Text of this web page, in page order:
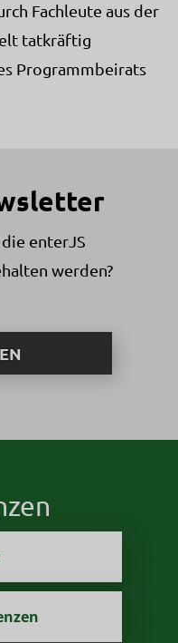
Fachleute aus der
tatkräftig
Programmbeirats
enterJS
werden?